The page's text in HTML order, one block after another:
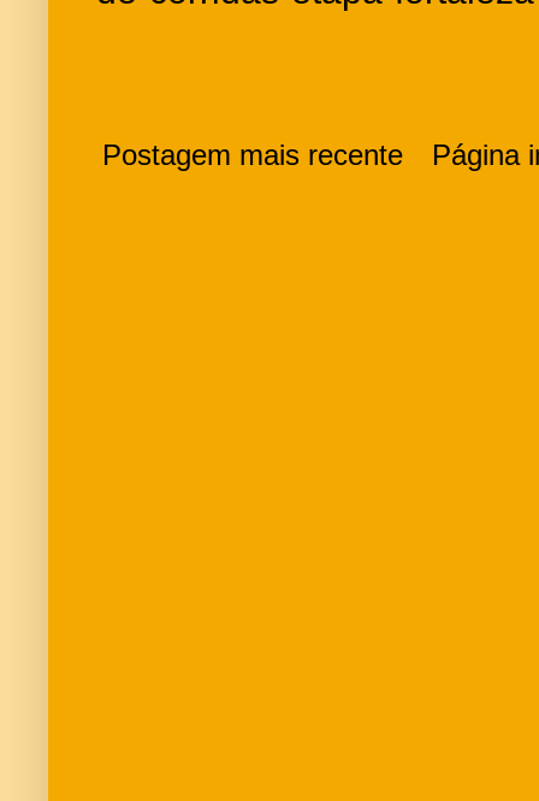
Postagem mais recente Página